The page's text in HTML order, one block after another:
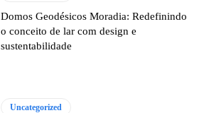
Domos Geodésicos Moradia: Redefinindo
o conceito de lar com design e
sustentabilidade
Uncategorized